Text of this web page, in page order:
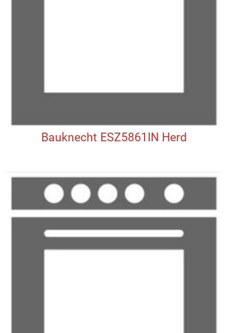
Bauknecht ESZ5861IN Herd